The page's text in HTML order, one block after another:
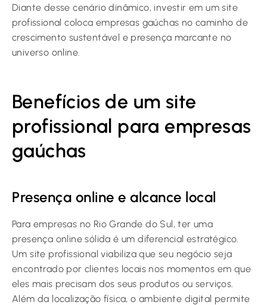
Diante desse cenário dinâmico, investir em um site
profissional coloca empresas gaúchas no caminho de
crescimento sustentável e presença marcante no
universo online.
Benefícios de um site
profissional para empresas
gaúchas
Presença online e alcance local
Para empresas no Rio Grande do Sul, ter uma
presença online sólida é um diferencial estratégico.
Um site profissional viabiliza que seu negócio seja
encontrado por clientes locais nos momentos em que
eles mais precisam dos seus produtos ou serviços.
Além da localização física, o ambiente digital permite